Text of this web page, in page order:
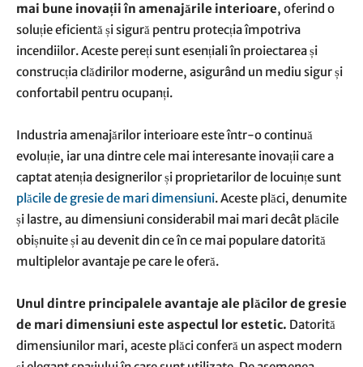
mai bune inovații în amenajările interioare, oferind o
soluție eficientă și sigură pentru protecția împotriva
incendiilor. Aceste pereți sunt esențiali în proiectarea și
construcția clădirilor moderne, asigurând un mediu sigur și
confortabil pentru ocupanți.
Industria amenajărilor interioare este într-o continuă
evoluție, iar una dintre cele mai interesante inovații care a
captat atenția designerilor și proprietarilor de locuințe sunt
plăcile de gresie de mari dimensiuni. Aceste plăci, denumite
și lastre, au dimensiuni considerabil mai mari decât plăcile
obișnuite și au devenit din ce în ce mai populare datorită
multiplelor avantaje pe care le oferă.
Unul dintre principalele avantaje ale plăcilor de gresie
de mari dimensiuni este aspectul lor estetic. Datorită
dimensiunilor mari, aceste plăci conferă un aspect modern